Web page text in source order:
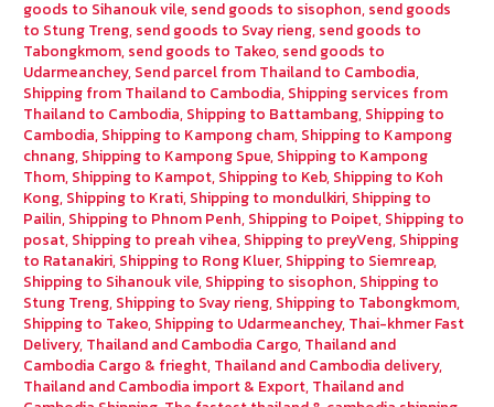
goods to Sihanouk vile, send goods to sisophon, send goods
to Stung Treng, send goods to Svay rieng, send goods to
Tabongkmom, send goods to Takeo, send goods to
Udarmeanchey, Send parcel from Thailand to Cambodia,
Shipping from Thailand to Cambodia, Shipping services from
Thailand to Cambodia, Shipping to Battambang, Shipping to
Cambodia, Shipping to Kampong cham, Shipping to Kampong
chnang, Shipping to Kampong Spue, Shipping to Kampong
Thom, Shipping to Kampot, Shipping to Keb, Shipping to Koh
Kong, Shipping to Krati, Shipping to mondulkiri, Shipping to
Pailin, Shipping to Phnom Penh, Shipping to Poipet, Shipping to
posat, Shipping to preah vihea, Shipping to preyVeng, Shipping
to Ratanakiri, Shipping to Rong Kluer, Shipping to Siemreap,
Shipping to Sihanouk vile, Shipping to sisophon, Shipping to
Stung Treng, Shipping to Svay rieng, Shipping to Tabongkmom,
Shipping to Takeo, Shipping to Udarmeanchey, Thai-khmer Fast
Delivery, Thailand and Cambodia Cargo, Thailand and
Cambodia Cargo & frieght, Thailand and Cambodia delivery,
Thailand and Cambodia import & Export, Thailand and